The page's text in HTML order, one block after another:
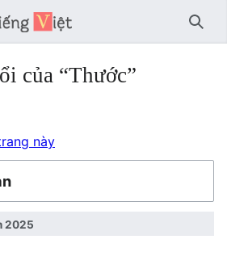
Tìm
của “Thước”
này
2025